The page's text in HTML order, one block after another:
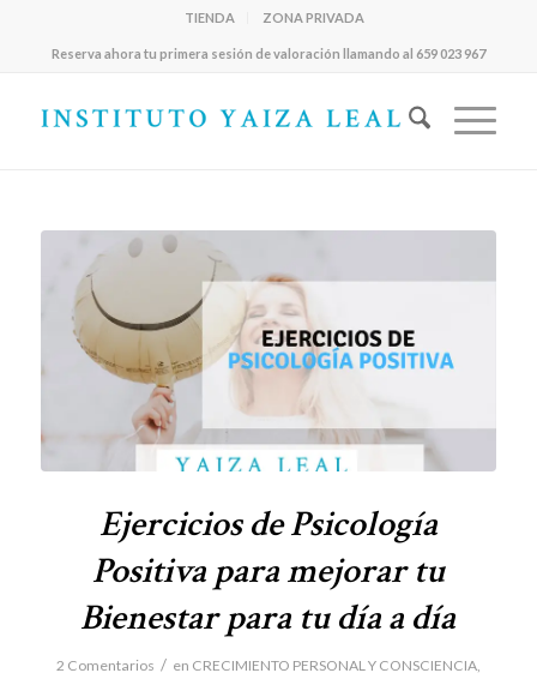
TIENDA ZONA PRIVADA
Reserva ahora tu primera sesión de valoración llamando al 659 023 967
Ejercicios de Psicología
Positiva para mejorar tu
Bienestar para tu día a día
2 Comentarios / en CRECIMIENTO PERSONAL Y CONSCIENCIA,